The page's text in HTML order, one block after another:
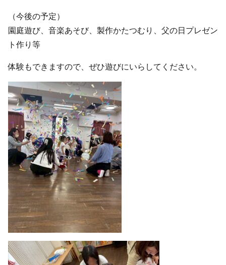
（今後の予定）
園庭遊び、音楽あそび、製作かたつむり、父の日プレゼン
ト作り等
体験もできますので、ぜひ遊びにいらしてください。